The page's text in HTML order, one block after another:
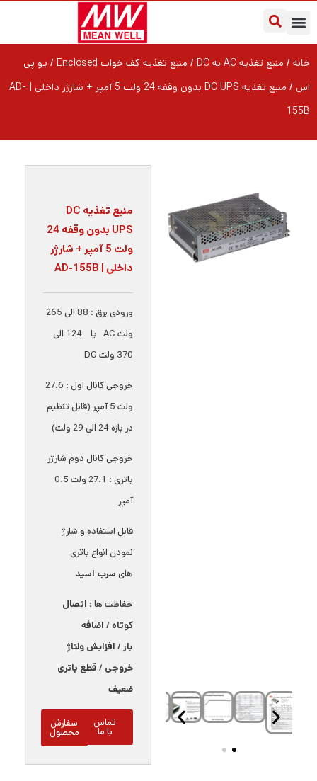
خانه / منبع تغذیه AC به DC / منبع تغذیه کف خواب Enclosed / یو پی
اس
/ منبع تغذیه DC UPS بدون وقفه 24 ولت 5 آمپر + شارژر داخلی | AD-
155B
منبع تغذیه DC
UPS بدون وقفه 24
ولت 5 آمپر + شارژر
داخلی | AD-155B
ورودی برق : 88 الی 265
ولت AC یا 124 الی
370 ولت DC
خروجی کانال اول : 27.6
ولت 5 آمپر (قابل تنظیم
در بازه 24 الی 29 ولت)
خروجی کانال دوم شارژر
باتری : 27.1 ولت 0.5
آمپر
قابل استفاده و شارژ
نمودن انواع باتری
های سرب اسید
حفاظت ها : اتصال
کوتاه / اضافه
بار / افزایش ولتاژ
خروجی / قطع باتری
ضعیف
تماس
با ما
سفارش
محصول